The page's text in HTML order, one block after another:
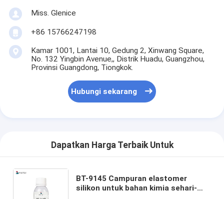
Miss. Glenice
+86 15766247198
Kamar 1001, Lantai 10, Gedung 2, Xinwang Square,
No. 132 Yingbin Avenue,, Distrik Huadu, Guangzhou,
Provinsi Guangdong, Tiongkok.
Hubungi sekarang
Dapatkan Harga Terbaik Untuk
BT-9145 Campuran elastomer
silikon untuk bahan kimia sehari-